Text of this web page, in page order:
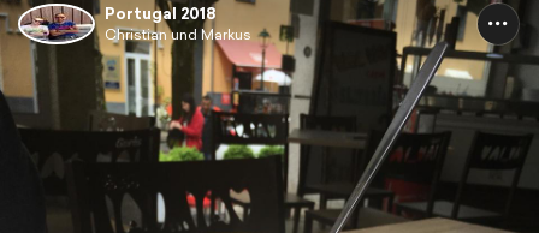
Portugal 2018
Christian und Markus